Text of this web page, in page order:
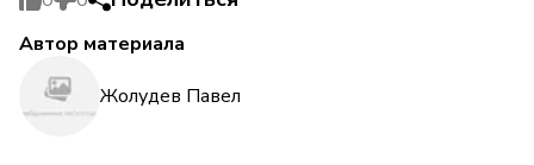
Автор материала
Жолудев Павел